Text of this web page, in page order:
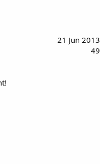
21 Jun 2013
49